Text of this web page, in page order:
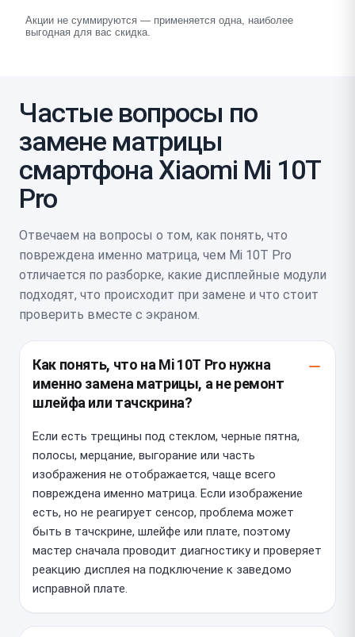
Акции не суммируются — применяется одна, наиболее
выгодная для вас скидка.
Частые вопросы по
замене матрицы
смартфона Xiaomi Mi 10T
Pro
Отвечаем на вопросы о том, как понять, что
повреждена именно матрица, чем Mi 10T Pro
отличается по разборке, какие дисплейные модули
подходят, что происходит при замене и что стоит
проверить вместе с экраном.
Как понять, что на Mi 10T Pro нужна
именно замена матрицы, а не ремонт
шлейфа или тачскрина?
Если есть трещины под стеклом, черные пятна,
полосы, мерцание, выгорание или часть
изображения не отображается, чаще всего
повреждена именно матрица. Если изображение
есть, но не реагирует сенсор, проблема может
быть в тачскрине, шлейфе или плате, поэтому
мастер сначала проводит диагностику и проверяет
реакцию дисплея на подключение к заведомо
исправной плате.